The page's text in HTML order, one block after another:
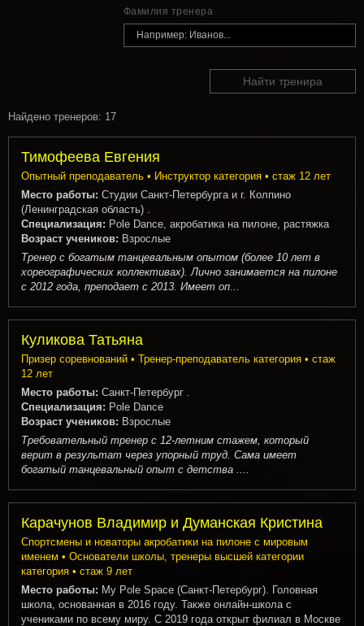
Фамилия тренера
Найти тренира
Найдено тренеров: 17
Тимофеева Евгения
Опытный преподаватель • Инструктор категория • стаж 12 лет
Место работы: Студии Санкт-Петербурга и г. Колпино
(Ленинградская область) .
Специализация: Pole Dance, акробатика на пилоне, растяжка
Возраст учеников: Взрослые
Тренер с богатым танцевальным опытом (более 10 лет в
хореографических коллективах). Лично занимается на пилоне
с 2012 года, преподает с 2013. Имеет оп...
Куликова Татьяна
Призер соревнований • Тренер-преподаватель категория • стаж
12 лет
Место работы: Санкт-Петербург .
Специализация: Pole Dance
Возраст учеников: Взрослые
Требовательный тренер с 12-летним стажем, который
верит в результат через упорный труд. Сама имеет
богатый танцевальный опыт с детства ....
Карачунов Владимир и Думанская Кристина
Спортсмены и новаторы акробатики на пилоне с мировым
именем • Основатели школы, тренеры высшей категории
категория • стаж 9 лет
Место работы: My Pole Space (Санкт-Петербург). Головная
школа, основанная в 2016 году. Также онлайн-школа с
учениками по всему миру. С 2019 года открыт филиал в Москве